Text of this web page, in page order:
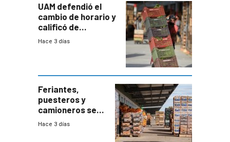
UAM defendió el
cambio de horario y
calificó de
“desproporcionado”
Hace 3 días
Feriantes,
puesteros y
camioneros se
movilizaron en
Hace 3 días